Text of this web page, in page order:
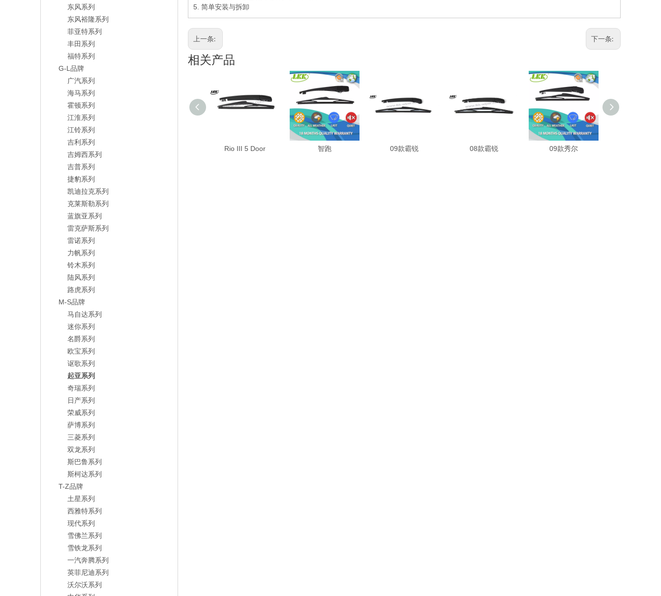
东风系列
东风裕隆系列
菲亚特系列
丰田系列
福特系列
G-L品牌
广汽系列
海马系列
霍顿系列
江淮系列
江铃系列
吉利系列
吉姆西系列
吉普系列
捷豹系列
凯迪拉克系列
克莱斯勒系列
蓝旗亚系列
雷克萨斯系列
雷诺系列
力帆系列
铃木系列
陆风系列
路虎系列
M-S品牌
马自达系列
迷你系列
名爵系列
欧宝系列
讴歌系列
起亚系列
奇瑞系列
日产系列
荣威系列
萨博系列
三菱系列
双龙系列
斯巴鲁系列
斯柯达系列
T-Z品牌
土星系列
西雅特系列
现代系列
雪佛兰系列
雪铁龙系列
一汽奔腾系列
英菲尼迪系列
沃尔沃系列
5. 简单安装与拆卸
上一条: 下一条:
相关产品
Rio III 5 Door 智跑 09款霸锐 08款霸锐 09款秀尔